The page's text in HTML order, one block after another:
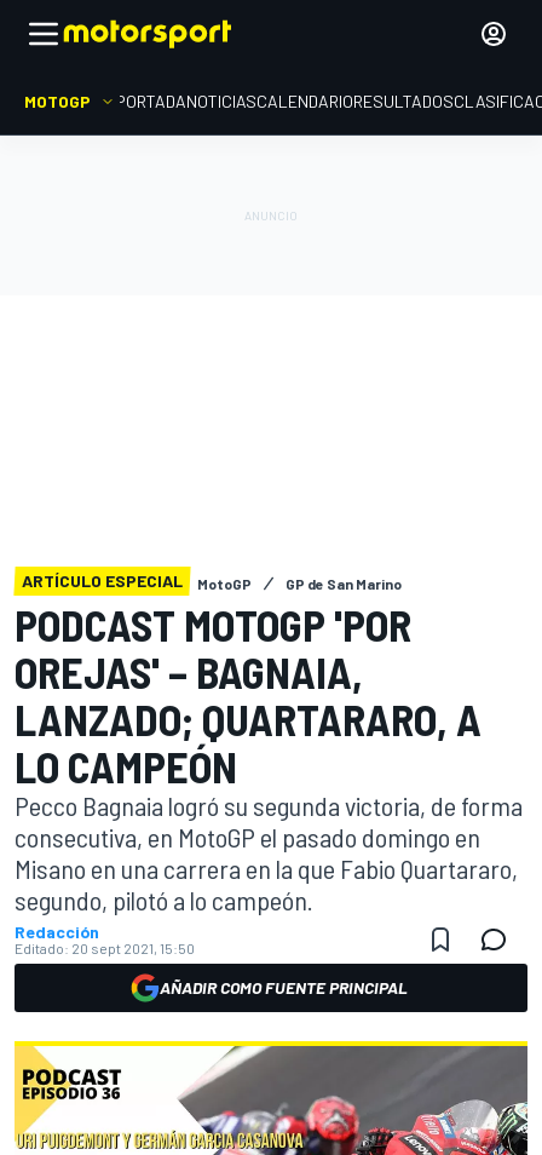
MOTOGP PORTADANOTICIASCALENDARIORESULTADOS
ARTÍCULO ESPECIAL MotoGP GP de San Marino
PODCAST MOTOGP 'POR
OREJAS' – BAGNAIA,
LANZADO; QUARTARARO, A
LO CAMPEÓN
Pecco Bagnaia logró su segunda victoria, de forma
consecutiva, en MotoGP el pasado domingo en
Misano en una carrera en la que Fabio Quartararo,
segundo, pilotó a lo campeón.
Redacción
Editado: 20 sept 2021, 15:50
AÑADIR COMO FUENTE PRINCIPAL